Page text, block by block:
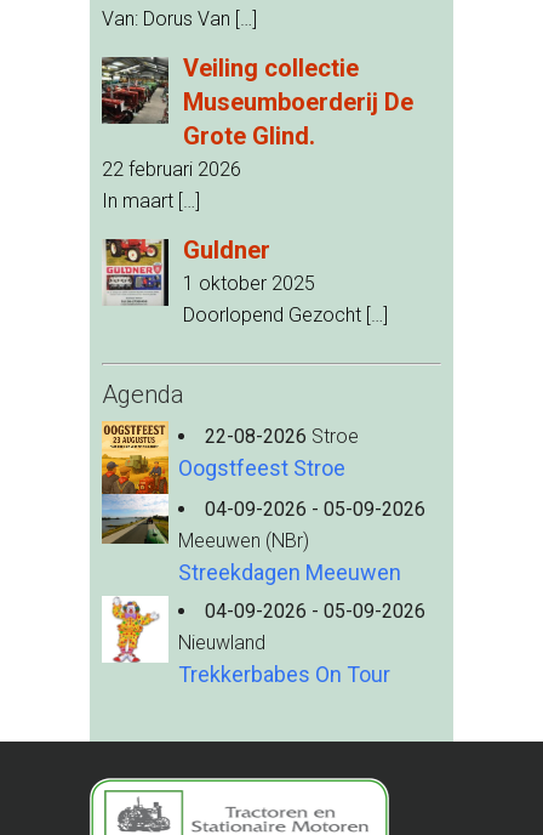
Van: Dorus Van […]
Veiling collectie
Museumboerderij De
Grote Glind.
22 februari 2026
In maart […]
Guldner
1 oktober 2025
Doorlopend Gezocht […]
Agenda
22-08-2026 Stroe
Oogstfeest Stroe
04-09-2026 - 05-09-2026
Meeuwen (NBr)
Streekdagen Meeuwen
04-09-2026 - 05-09-2026
Nieuwland
Trekkerbabes On Tour